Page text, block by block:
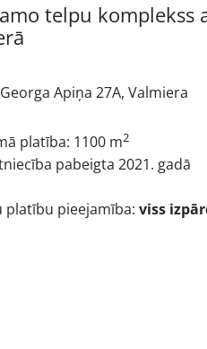
telpu komplekss
Apiņa 27A, Valmiera
platība: 1100 m2
pabeigta 2021. gadā
platību pieejamība:viss